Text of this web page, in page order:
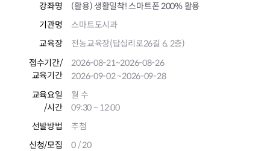
강좌명
(활용) 생활밀착! 스마트폰 200% 활용
기관명
스마트도시과
교육장
전농교육장(답십리로26길 6, 2층)
접수기간/
교육기간
2026-08-21~2026-08-26
2026-09-02~2026-09-28
교육요일
/시간
월 수
09:30 ~ 12:00
선발방법
추첨
신청/모집
0 / 20